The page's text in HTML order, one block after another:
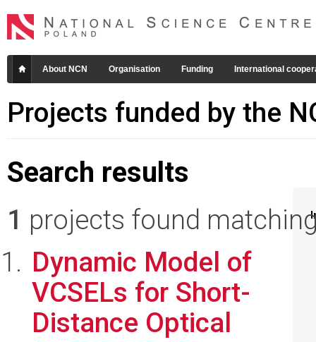
About NCN Organisation Funding International
Projects funded by the
Search results
1 projects found
Dynamic Model of
VCSELs for Short-
Distance Optical